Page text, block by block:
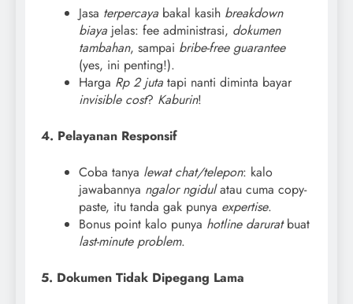
Jasa terpercaya bakal kasih breakdown
biaya jelas: fee administrasi, dokumen
tambahan, sampai bribe-free guarantee
(yes, ini penting!).
Harga Rp 2 juta tapi nanti diminta bayar
invisible cost? Kaburin!
4. Pelayanan Responsif
Coba tanya lewat chat/telepon: kalo
jawabannya ngalor ngidulatau cuma copy-
paste, itu tanda gak punya expertise.
Bonus point kalo punya hotline daruratbuat
last-minute problem.
5. Dokumen Tidak Dipegang Lama